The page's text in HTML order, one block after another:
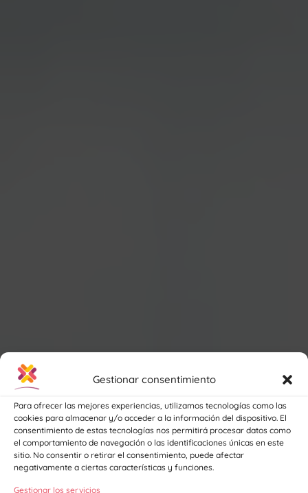
Gestionar consentimiento
Para ofrecer las mejores experiencias, utilizamos tecnologías como las
cookies para almacenar y/o acceder a la información del dispositivo. El
consentimiento de estas tecnologías nos permitirá procesar datos como
el comportamiento de navegación o las identificaciones únicas en este
sitio. No consentir o retirar el consentimiento, puede afectar
negativamente a ciertas características y funciones.
Gestionar los servicios